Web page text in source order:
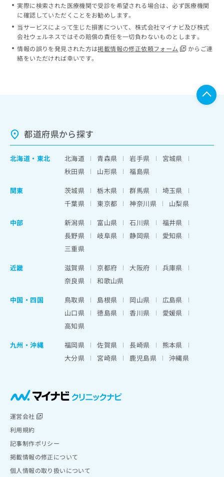
実際に検索された医療機関で受診を希望される場合は、必ず医療機関
に確認していただくことをお勧めします。
当サービスによって生じた損害について、株式会社マイナビ及び株式
会社ウェルネスではその賠償の責任を一切負わないものとします。
情報の誤りを発見された方は掲載情報の修正依頼フォーム
からご連
絡をいただければ幸いです。
都道府県から探す
北海道 ・ 東北 北海道 青森県 岩手県
宮城県
秋田県
山形県
福島県
関東
茨城県 栃木県 群馬県
埼玉県
千葉県
東京都 神奈川県
山梨県
中部
新潟県 富山県 石川県
福井県
長野県
岐阜県 静岡県
愛知県
三重県
近畿
滋賀県 京都府 大阪府
兵庫県
奈良県
和歌山県
中国・四国
鳥取県 島根県 岡山県
広島県
山口県
徳島県 香川県
愛媛県
高知県
九州・沖縄
福岡県 佐賀県 長崎県
熊本県
大分県
宮崎県 鹿児島県 沖縄県
運営会社
利用規約
記事制作ポリシー
掲載情報の修正について
個人情報の取り扱いについて